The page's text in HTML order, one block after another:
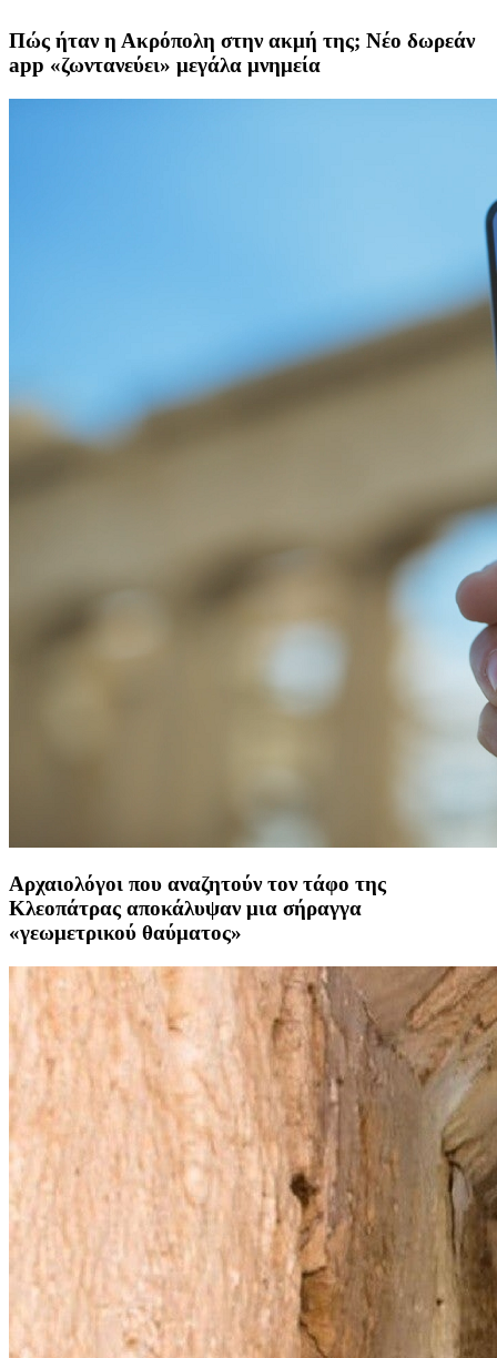
Πώς ήταν η Ακρόπολη στην ακμή της; Νέο δωρεάν
app «ζωντανεύει» μεγάλα μνημεία
Αρχαιολόγοι που αναζητούν τον τάφο της
Κλεοπάτρας αποκάλυψαν μια σήραγγα
«γεωμετρικού θαύματος»